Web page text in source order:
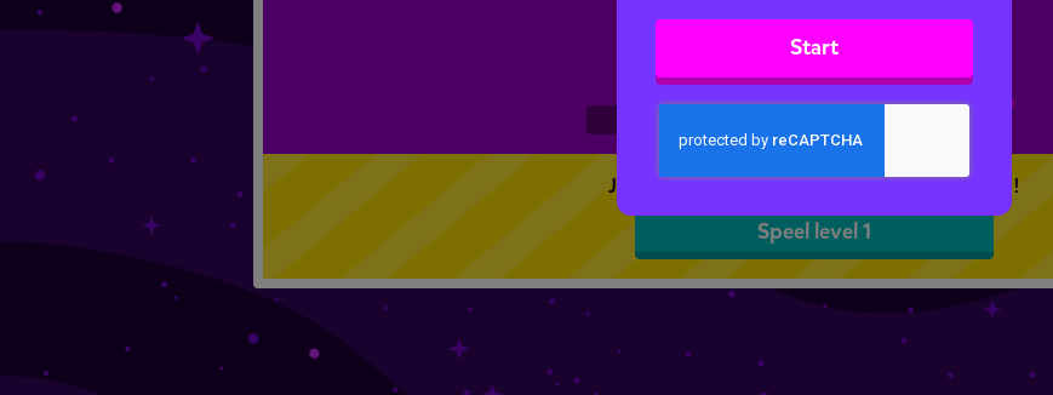
Je kunt 5 gratis quizzen spelen. Speel de eerste!
Speel level 1
Start